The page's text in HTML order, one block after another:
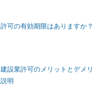
許可の有効期限はありますか？
建設業許可のメリットとデメ
説明